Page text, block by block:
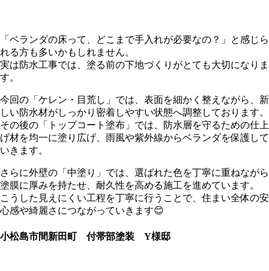
「ベランダの床って、どこまで手入れが必要なの？」と感じら
れる方も多いかもしれません。
実は防水工事では、塗る前の下地づくりがとても大切になりま
す。
今回の「ケレン・目荒し」では、表面を細かく整えながら、新
しい防水材がしっかり密着しやすい状態へ調整しております。
その後の「トップコート塗布」では、防水層を守るための仕上
げ材を均一に塗り広げ、雨風や紫外線からベランダを保護して
いきます。
さらに外壁の「中塗り」では、選ばれた色を丁寧に重ねながら
塗膜に厚みを持たせ、耐久性を高める施工を進めています。
こうした見えにくい工程を丁寧に行うことで、住まい全体の安
心感や綺麗さにつながっていきます😊
小松島市間新田町 付帯部塗装 Y様邸